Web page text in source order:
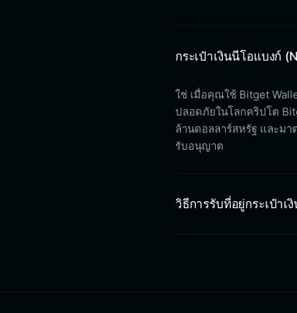
กระเป๋าเงินนีโอแบงก์
ใช่ เมื่อคุณใช้ Bitget
ปลอดภัยในโลกคริปโต
ล้านดอลลาร์สหรัฐ และมา
รับอนุญาต
วิธีการรับที่อยู่กระเป๋า